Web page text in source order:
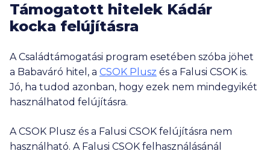
Támogatott hitelek Kádár
kocka felújításra
A Családtámogatási program esetében szóba jöhet
a Babaváró hitel, a CSOK Plusz és a Falusi CSOK is.
Jó, ha tudod azonban, hogy ezek nem mindegyikét
használhatod felújításra.
A CSOK Plusz és a Falusi CSOK felújításra nem
használható. A Falusi CSOK felhasználásánál